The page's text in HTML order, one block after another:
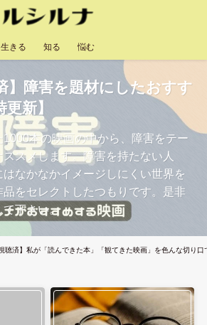
生きる 知る 悩む
】障害を題材にしたおすす
新】
本の映画の中から、障害をテー
スメします。障害を持たない人
はなかなかイメージしにくい世界を
をセレクトしたつもりです。是非
て下さい。
聴済】私が「読んできた本」「観てきた映画」を色んな切り口